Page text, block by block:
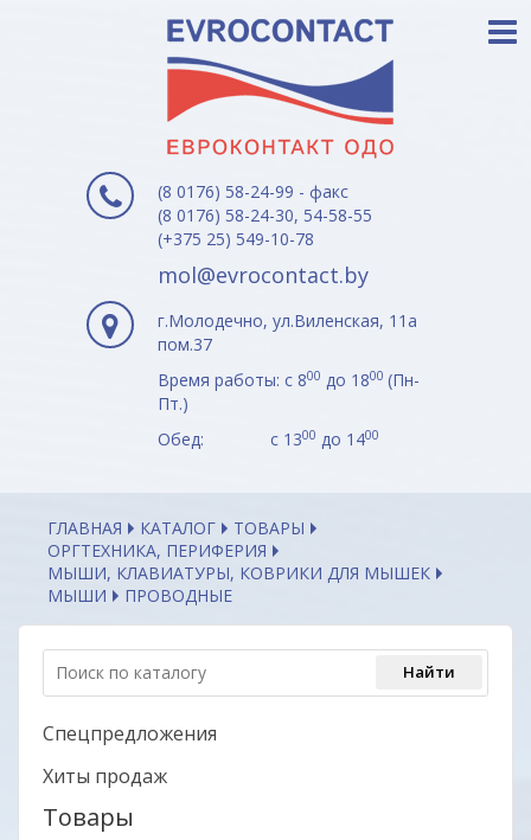
(8 0176) 58-24-99 - факс
(8 0176) 58-24-30, 54-58-55
(+375 25) 549-10-78
mol@evrocontact.by
г.Молодечно, ул.Виленская, 11а
пом.37
Время работы: с 800 до 1800 (Пн-
Пт.)
Обед: с 1300 до 1400
ГЛАВНАЯ КАТАЛОГ
ТОВАРЫ
ОРГТЕХНИКА, ПЕРИФЕРИЯ
МЫШИ, КЛАВИАТУРЫ, КОВРИКИ ДЛЯ МЫШЕК
МЫШИ
ПРОВОДНЫЕ
Спецпредложения
Хиты продаж
Товары